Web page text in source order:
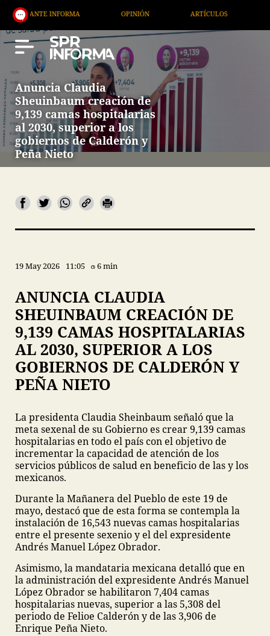
OPINIÓN ARTÍCULOS ARTE /
Anuncia Claudia
Sheuinbaum creación de
9,139 camas hospitalarias
al 2030, superior a los
gobiernos de Calderón y
Peña Nieto
19 May 2026 11:05 6 min
ANUNCIA CLAUDIA
SHEUINBAUM CREACIÓN DE
9,139 CAMAS HOSPITALARIAS
AL 2030, SUPERIOR A LOS
GOBIERNOS DE CALDERÓN Y
PEÑA NIETO
La presidenta Claudia Sheinbaum señaló que la
meta sexenal de su Gobierno es crear 9,139 camas
hospitalarias en todo el país con el objetivo de
incrementar la capacidad de atención de los
servicios públicos de salud en beneficio de las y los
mexicanos.
Durante la Mañanera del Pueblo de este 19 de
mayo, destacó que de esta forma se contempla la
instalación de 16,543 nuevas camas hospitalarias
entre el presente sexenio y el del expresidente
Andrés Manuel López Obrador.
Asimismo, la mandataria mexicana detalló que en
la administración del expresidente Andrés Manuel
López Obrador se habilitaron 7,404 camas
hospitalarias nuevas, superior a las 5,308 del
periodo de Felioe Calderón y de las 3,906 de
Enrique Peña Nieto.